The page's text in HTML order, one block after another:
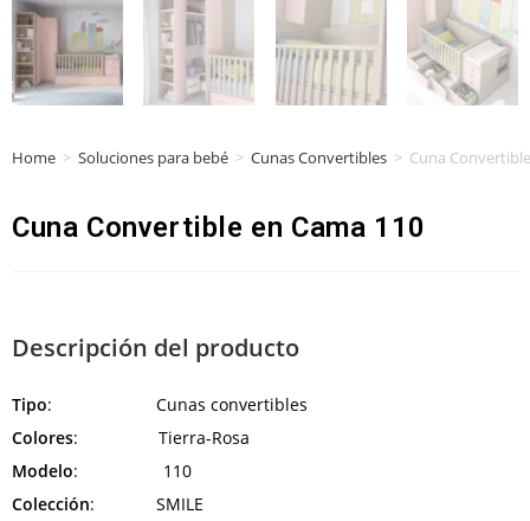
Home > Soluciones para bebé > Cunas Convertibles > Cuna
Cuna Convertible en Cama 110
Descripción del producto
Tipo: Cunas convertibles
Colores: Tierra-Rosa
Modelo: 110
Colección: SMILE